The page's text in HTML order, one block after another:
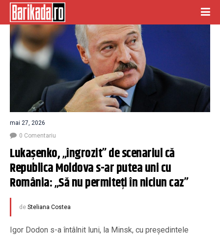
mai 27, 2026
0 Comentariu
Lukașenko, „îngrozit” de scenariul că
Republica Moldova s-ar putea uni cu
România: „Să nu permiteți în niciun caz”
de Steliana Costea
Igor Dodon s-a întâlnit luni, la Minsk, cu președintele